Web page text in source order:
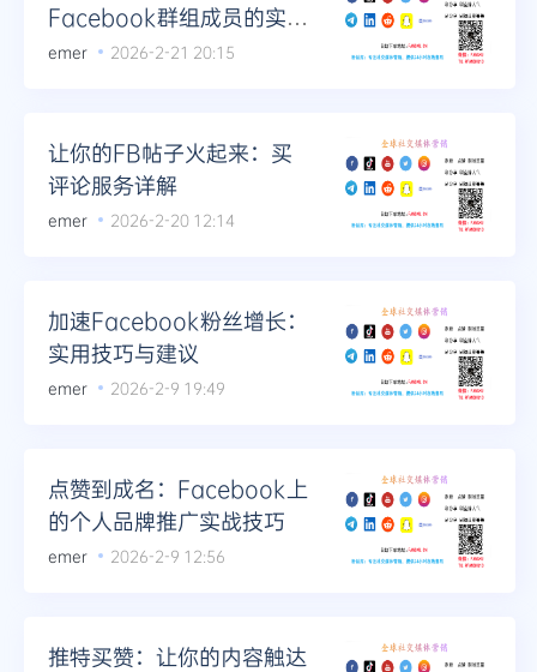
Facebook群组成员的实操
技巧
emer 2026-2-21 20:15
让你的FB帖子火起来：买
评论服务详解
emer 2026-2-20 12:14
加速Facebook粉丝增长：
实用技巧与建议
emer 2026-2-9 19:49
点赞到成名：Facebook上
的个人品牌推广实战技巧
emer 2026-2-9 12:56
推特买赞：让你的内容触达